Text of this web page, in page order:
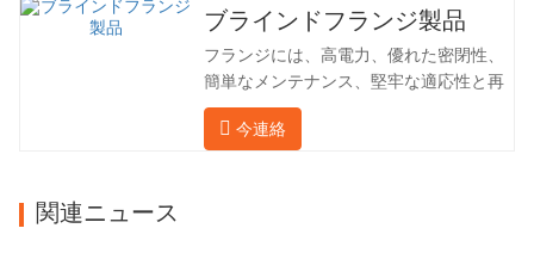
に設立され、三世代にわたる努力を経
て、現在、敷地面積は 50,…
は 46 名です。鍛造品の年間生産量は3万
トン。主に自動車、油圧機械、風力発
電、石油機械部品、建設機械、鉱業、冶
金、造船機械などの産業で関連アクセサ
リーを生産しています。販売される製品
は国内外向けです。同社は独自の技術研
ブラインドフランジ製品
フランジには、高電力、優れた密閉性、
簡単なメンテナンス、堅牢な適応性と再
利用性という恩恵があり、パイプライン
システムにとって不可欠かつ不可欠な要
今連絡
関連ニュース